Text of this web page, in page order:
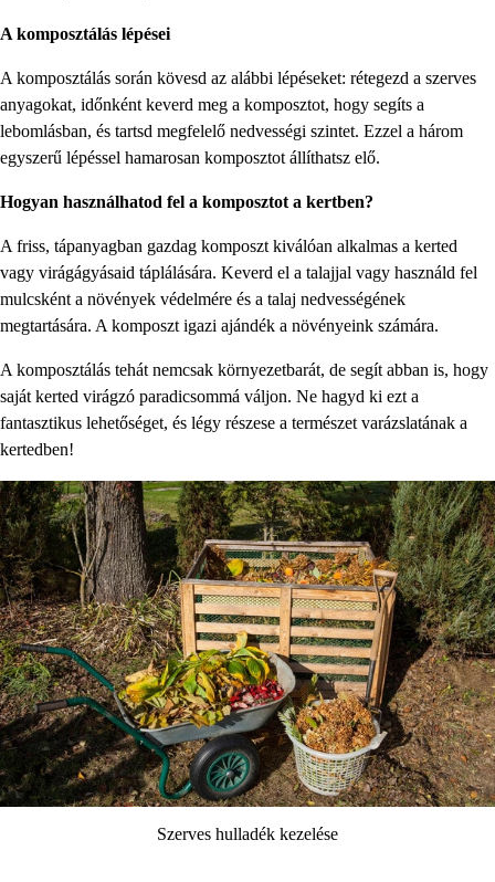
A komposztálás lépései
A komposztálás során kövesd az alábbi lépéseket: rétegezd a szerves
anyagokat, időnként keverd meg a komposztot, hogy segíts a
lebomlásban, és tartsd megfelelő nedvességi szintet. Ezzel a három
egyszerű lépéssel hamarosan komposztot állíthatsz elő.
Hogyan használhatod fel a komposztot a kertben?
A friss, tápanyagban gazdag komposzt kiválóan alkalmas a kerted
vagy virágágyásaid táplálására. Keverd el a talajjal vagy használd fel
mulcsként a növények védelmére és a talaj nedvességének
megtartására. A komposzt igazi ajándék a növényeink számára.
A komposztálás tehát nemcsak környezetbarát, de segít abban is, hogy
saját kerted virágzó paradicsommá váljon. Ne hagyd ki ezt a
fantasztikus lehetőséget, és légy részese a természet varázslatának a
kertedben!
Szerves hulladék kezelése